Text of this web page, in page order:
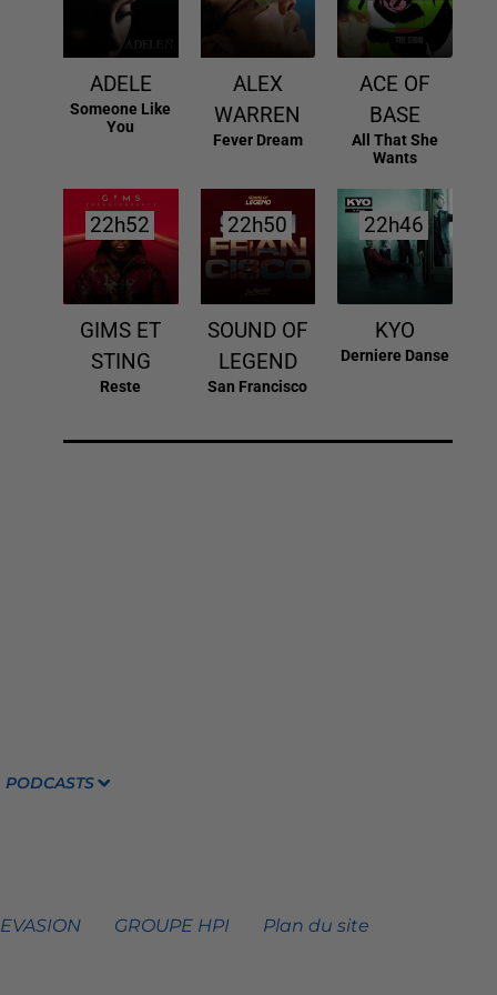
ADELE
Someone Like
You
ALEX
WARREN
Fever Dream
ACE OF
BASE
All That She
Wants
22h52
22h52
GIMS ET
STING
Reste
22h50
22h50
SOUND OF
LEGEND
San Francisco
22h46
22h46
KYO
Derniere Danse
PODCASTS
GROUPE HPI Plan du site